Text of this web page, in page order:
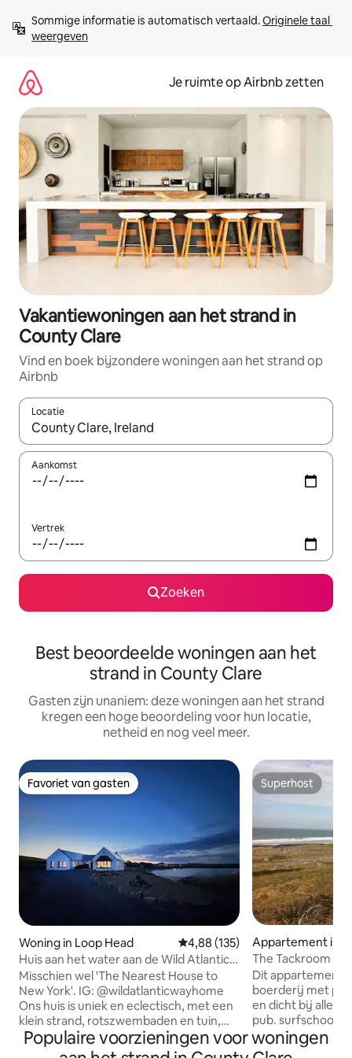
direct
naar
Sommige informatie is automatisch vertaald. Originele taal
weergeven
Je ruimte op Airbnb zetten
Vakantiewoningen aan het strand in
County Clare
Vind en boek bijzondere woningen aan het strand op
Airbnb
Locatie
Wanneer er suggesties beschikbaar zijn, maak je een keuze
Aankomst
Vertrek
Zoeken
Best beoordeelde woningen aan het
strand in County Clare
Gasten zijn unaniem: deze woningen aan het strand
kregen een hoge beoordeling voor hun locatie,
netheid en nog veel meer.
Favoriet van gasten
Favoriet van gasten
Woning in Loop Head Gemiddelde beoordeling van
4,88 (135)
Huis aan het water aan de Wild Atlantic
Way
Misschien wel 'The Nearest House to
New York'. IG: @wildatlanticwayhome
Ons huis is uniek en eclectisch, met een
klein strand, rotszwembaden en tuin,
uitzicht over de baai. Niet over het
hoofd gezien. Welkomstpakket:
Superhost
Superhost
Appartement in
The Tackroom
Dit appartement
boerderij met
en dicht bij alle
pub. surfschool'
minuten lopen
VERBORGEN)
Populaire voorzieningen voor woningen